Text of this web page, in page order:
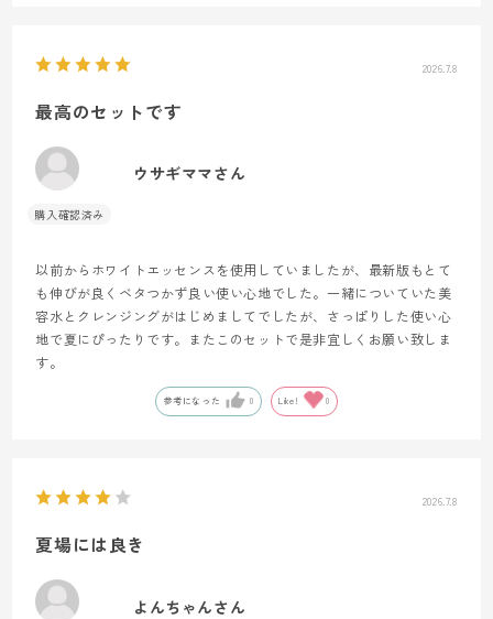
2026.7.8
最高のセットです
ウサギママさん
以前からホワイトエッセンスを使用していましたが、最新版もとて
も伸びが良くベタつかず良い使い心地でした。一緒についていた美
容水とクレンジングがはじめましてでしたが、さっぱりした使い心
地で夏にぴったりです。またこのセットで是非宜しくお願い致しま
す。
参考になった 0 Like! 0
2026.7.8
夏場には良き
よんちゃんさん